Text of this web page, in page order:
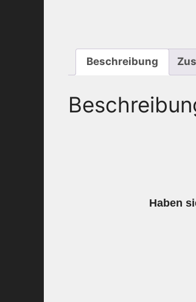
Beschreibung
Haben